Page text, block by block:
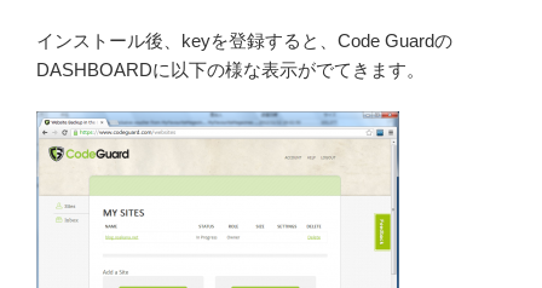
インストール後、keyを登録すると、Code Guardの
DASHBOARDに以下の様な表示がでてきます。